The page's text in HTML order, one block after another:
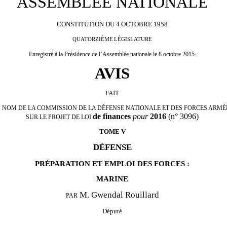
CONSTITUTION DU 4 OCTOBRE 1958
QUATORZIÈMELÉGISLATURE
Enregistré à la Présidence de l’Assemblée nationale le 8 octobre 2015.
AVIS
FAIT
NOM DE LA COMMISSION DE LA DÉFENSE NATIONALE ET DES FORCES
SUR LE PROJET DE LOIde finances pour2016(n° 3096)
TOME V
DÉFENSE
PRÉPARATION ET EMPLOI DES FORCES :
MARINE
PAR M. Gwendal Rouillard
Député